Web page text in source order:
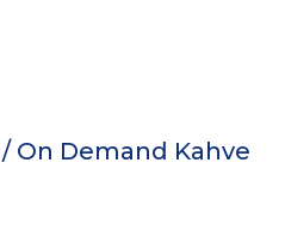
On Demand Kahve